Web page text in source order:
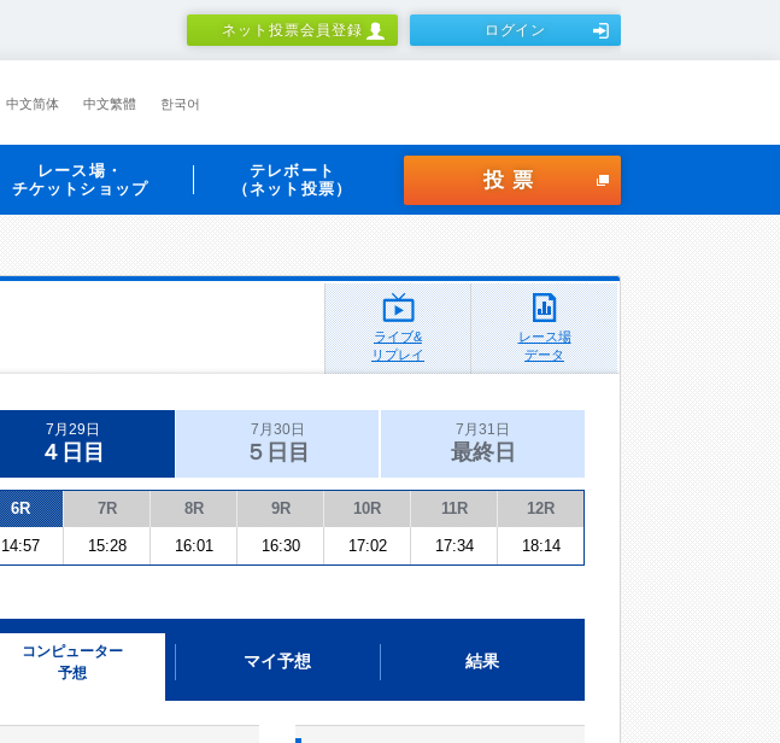
ネット投票会員登録 ログイン
中文简体 中文繁體 한국어
レース場・
チケットショップ
テレボート
（ネット投票）
投票
ライブ&
リプレイ
レース場
データ
7月29日
４日目
7月30日
５日目
7月31日
最終日
6R 7R 8R 9R 10R 11R 12R
14:57 15:28 16:01 16:30 17:02 17:34 18:14
コンピューター
予想
マイ予想 結果